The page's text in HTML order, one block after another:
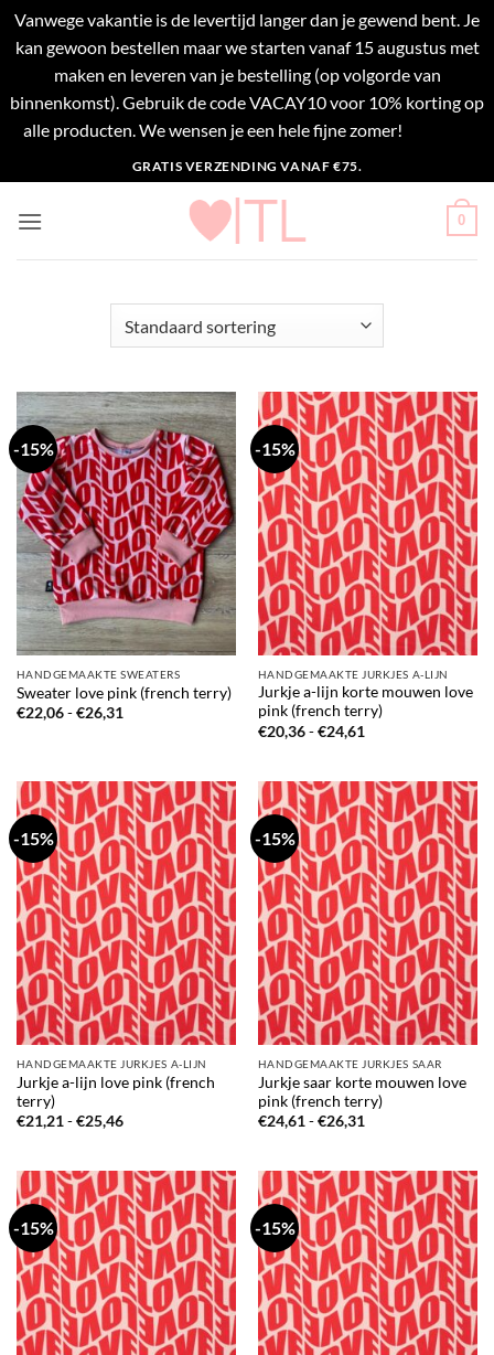
Vanwege vakantie is de levertijd langer dan je gewend bent. Je
kan gewoon bestellen maar we starten vanaf 15 augustus met
maken en leveren van je bestelling (op volgorde van
binnenkomst). Gebruik de code VACAY10 voor 10% korting op
alle producten. We wensen je een hele fijne zomer!
naar
inhoud
GRATIS VERZENDING VANAF €75.
0
-15%
HANDGEMAAKTE SWEATERS
Sweater love pink (french terry)
€22,06 - €26,31Prijsklasse:
-15%
HANDGEMAAKTE JURKJES A-LIJN
Jurkje a-lijn korte mouwen love
pink (french terry)
€20,36 - €24,61
-15%
HANDGEMAAKTE JURKJES A-LIJN
Jurkje a-lijn love pink (french
terry)
€21,21 - €25,46Prijsklasse:
-15%
HANDGEMAAKTE JURKJES SAAR
Jurkje saar korte mouwen love
pink (french terry)
€24,61 - €26,31
-15% -15%